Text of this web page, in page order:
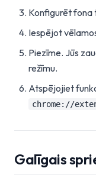
Konfigurēt
Iespējot
Piezīme. Jūs
režīmu.
Atspējojiet
chrome://
Galīgais